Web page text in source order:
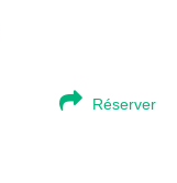
Réserver